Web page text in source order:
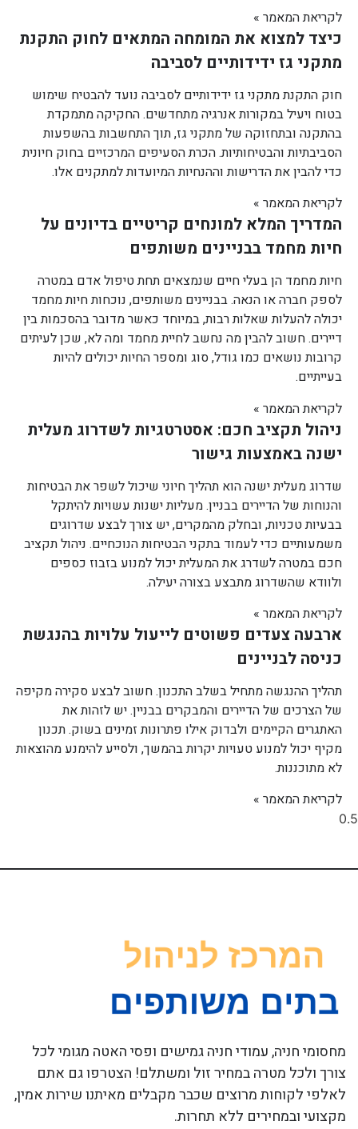
לקריאת המאמר »
כיצד למצוא את המומחה המתאים לחוק התקנת
מתקני גז ידידותיים לסביבה
חוק התקנת מתקני גז ידידותיים לסביבה נועד להבטיח שימוש
בטוח ויעיל במקורות אנרגיה מתחדשים. החקיקה מתמקדת
בהתקנה ובתחזוקה של מתקני גז, תוך התחשבות בהשפעות
הסביבתיות והבטיחותיות. הכרת הסעיפים המרכזיים בחוק חיונית
כדי להבין את הדרישות וההנחיות המיועדות למתקנים אלו.
לקריאת המאמר »
המדריך המלא למונחים קריטיים בדיונים על
חיות מחמד בבניינים משותפים
חיות מחמד הן בעלי חיים שנמצאים תחת טיפול אדם במטרה
לספק חברה או הנאה. בבניינים משותפים, נוכחות חיות מחמד
יכולה להעלות שאלות רבות, במיוחד כאשר מדובר בהסכמות בין
דיירים. חשוב להבין מה נחשב לחיית מחמד ומה לא, שכן לעיתים
קרובות נושאים כמו גודל, סוג ומספר החיות יכולים להיות
בעייתיים.
לקריאת המאמר »
ניהול תקציב חכם: אסטרטגיות לשדרוג מעלית
ישנה באמצעות גישור
שדרוג מעלית ישנה הוא תהליך חיוני שיכול לשפר את הבטיחות
והנוחות של הדיירים בבניין. מעליות ישנות עשויות להיתקל
בבעיות טכניות, ובחלק מהמקרים, יש צורך לבצע שדרוגים
משמעותיים כדי לעמוד בתקני הבטיחות הנוכחיים. ניהול תקציב
חכם במטרה לשדרג את המעלית יכול למנוע בזבוז כספים
ולוודא שהשדרוג מתבצע בצורה יעילה.
לקריאת המאמר »
ארבעה צעדים פשוטים לייעול עלויות בהנגשת
כניסה לבניינים
תהליך ההנגשה מתחיל בשלב התכנון. חשוב לבצע סקירה מקיפה
של הצרכים של הדיירים והמבקרים בבניין. יש לזהות את
האתגרים הקיימים ולבדוק אילו פתרונות זמינים בשוק. תכנון
מקיף יכול למנוע טעויות יקרות בהמשך, ולסייע להימנע מהוצאות
לא מתוכננות.
לקריאת המאמר »
מחסומי חניה, עמודי חניה גמישים ופסי האטה מגומי לכל
צורך ולכל מטרה במחיר זול ומשתלם! הצטרפו גם אתם
לאלפי לקוחות מרוצים שכבר מקבלים מאיתנו שירות אמין,
מקצועי ובמחירים ללא תחרות.